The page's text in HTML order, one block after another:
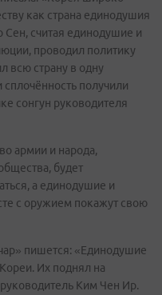
как страна единодушия
считая единодушие и
проводил политику
всю страну в одну
получили
сонгун руководителя
армии и народа,
будет
а единодушие и
с оружием покажут свою
пишется: «Единодушие
Их поднял на
Ким Чен Ир.